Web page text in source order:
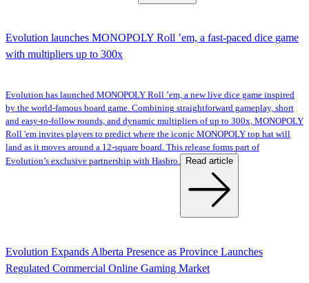
Evolution launches MONOPOLY Roll ’em, a fast-paced dice game
with multipliers up to 300x
Evolution has launched MONOPOLY Roll ’em, a new live dice game inspired
by the world-famous board game. Combining straightforward gameplay, short
and easy-to-follow rounds, and dynamic multipliers of up to 300x, MONOPOLY
Roll 'em invites players to predict where the iconic MONOPOLY top hat will
land as it moves around a 12-square board. This release forms part of
Evolution’s exclusive partnership with Hasbro.
Read article
Evolution Expands Alberta Presence as Province Launches
Regulated Commercial Online Gaming Market